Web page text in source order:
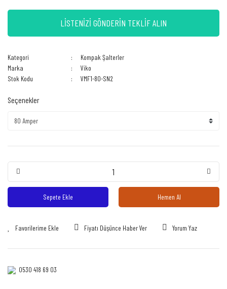
LİSTENİZİ GÖNDERİN TEKLİF ALIN
Kategori
Kompak Şalterler
Marka
Viko
Stok Kodu
VMF1-80-SN2
Seçenekler
Sepete Ekle Hemen Al
Fiyatı Düşünce Haber Ver Yorum Yaz
0530 418 69 03‎‎